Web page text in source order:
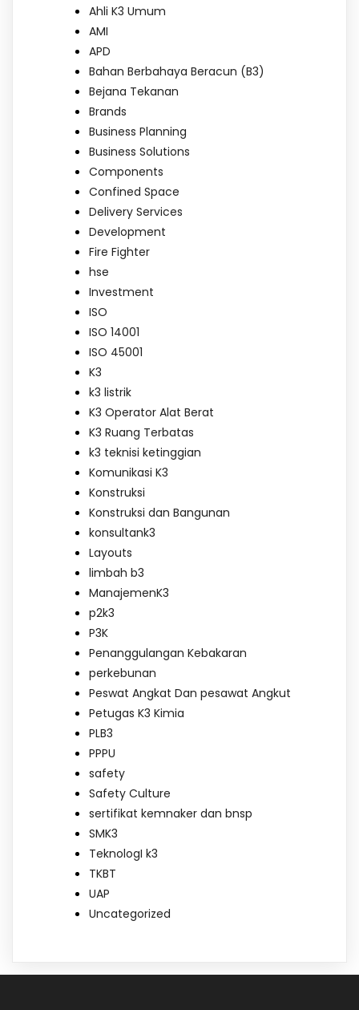
Ahli K3 Umum
AMI
APD
Bahan Berbahaya Beracun (B3)
Bejana Tekanan
Brands
Business Planning
Business Solutions
Components
Confined Space
Delivery Services
Development
Fire Fighter
hse
Investment
ISO
ISO 14001
ISO 45001
K3
k3 listrik
K3 Operator Alat Berat
K3 Ruang Terbatas
k3 teknisi ketinggian
Komunikasi K3
Konstruksi
Konstruksi dan Bangunan
konsultank3
Layouts
limbah b3
ManajemenK3
p2k3
P3K
Penanggulangan Kebakaran
perkebunan
Peswat Angkat Dan pesawat Angkut
Petugas K3 Kimia
PLB3
PPPU
safety
Safety Culture
sertifikat kemnaker dan bnsp
SMK3
TeknologI k3
TKBT
UAP
Uncategorized